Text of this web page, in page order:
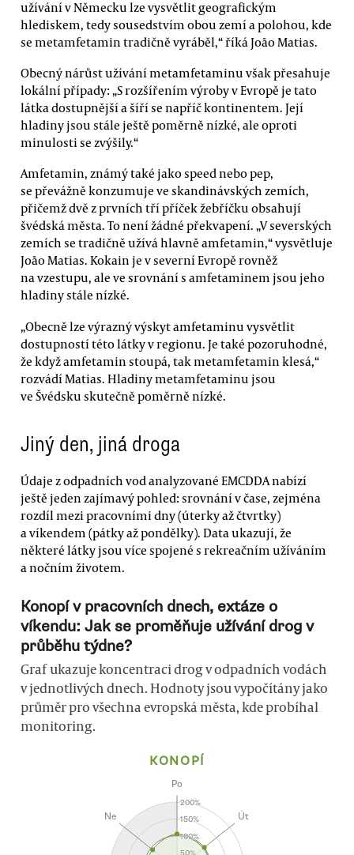
užívání v Německu lze vysvětlit geografickým
hlediskem, tedy sousedstvím obou zemí a polohou, kde
se metamfetamin tradičně vyráběl,“ říká João Matias.
Obecný nárůst užívání metamfetaminu však přesahuje
lokální případy: „S rozšířením výroby v Evropě je tato
látka dostupnější a šíří se napříč kontinentem. Její
hladiny jsou stále ještě poměrně nízké, ale oproti
minulosti se zvýšily.“
Amfetamin, známý také jako speed nebo pep,
se převážně konzumuje ve skandinávských zemích,
přičemž dvě z prvních tří příček žebříčku obsahují
švédská města. To není žádné překvapení. „V severských
zemích se tradičně užívá hlavně amfetamin,“ vysvětluje
João Matias. Kokain je v severní Evropě rovněž
na vzestupu, ale ve srovnání s amfetaminem jsou jeho
hladiny stále nízké.
„Obecně lze výrazný výskyt amfetaminu vysvětlit
dostupností této látky v regionu. Je také pozoruhodné,
že když amfetamin stoupá, tak metamfetamin klesá,“
rozvádí Matias. Hladiny metamfetaminu jsou
ve Švédsku skutečně poměrně nízké.
Jiný den, jiná droga
Údaje z odpadních vod analyzované EMCDDA nabízí
ještě jeden zajímavý pohled: srovnání v čase, zejména
rozdíl mezi pracovními dny (úterky až čtvrtky)
a víkendem (pátky až pondělky). Data ukazují, že
některé látky jsou více spojené s rekreačním užíváním
a nočním životem.